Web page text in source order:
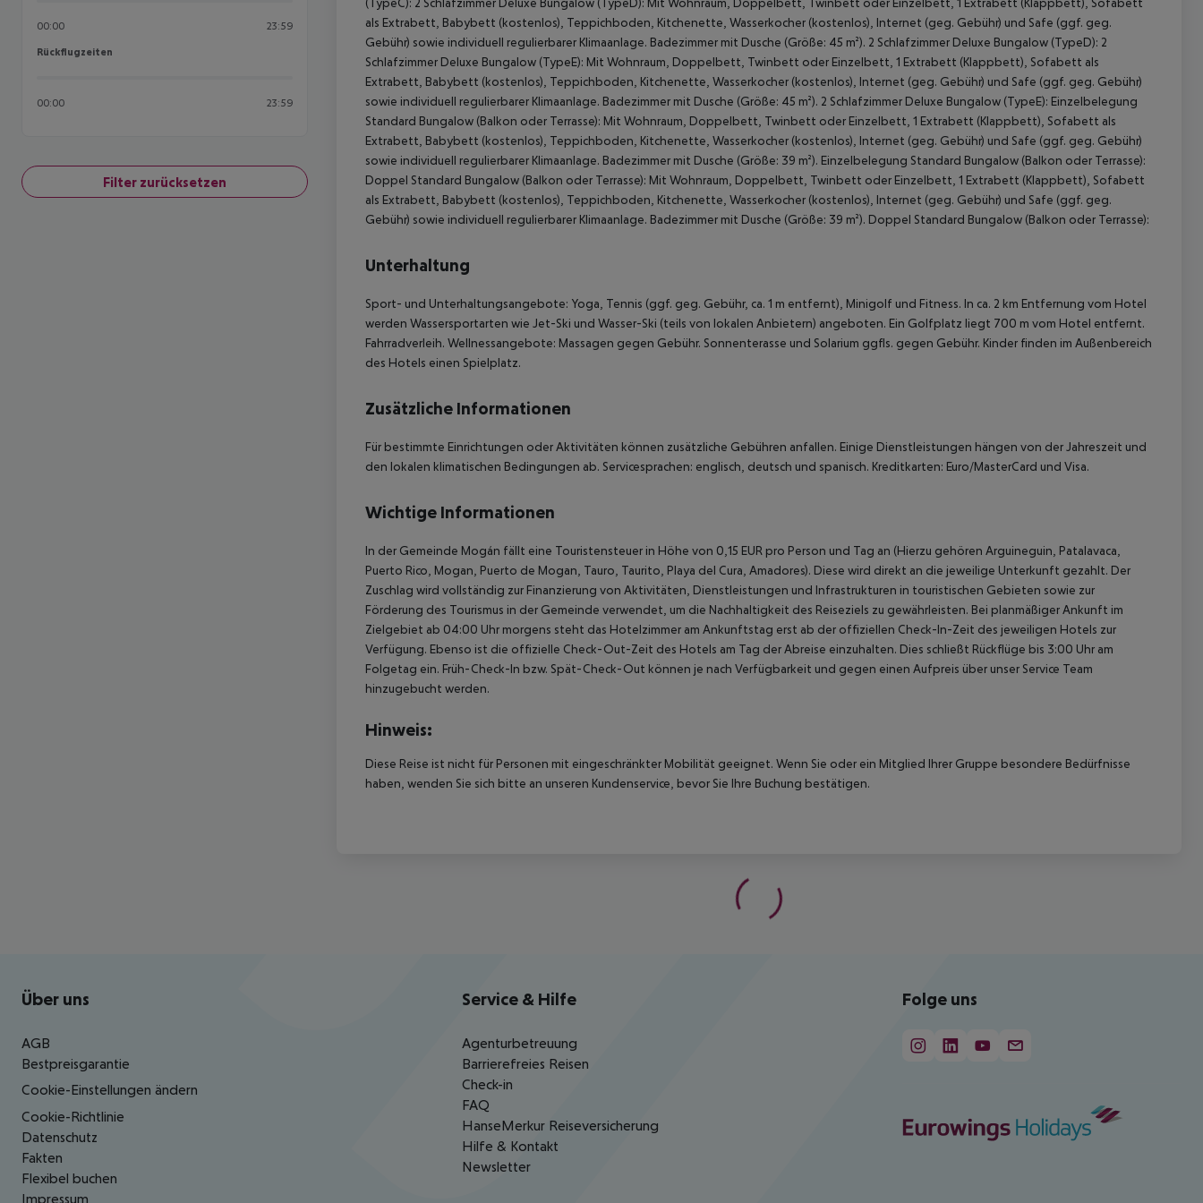
00:00 23:59
Rückflugzeiten
Rückflugzeiten
00:00 23:59
Filter zurücksetzen
als Extrabett, Babybett (kostenlos), Teppichboden, Kitchenette, Wasserkocher (kostenlos), Internet (geg. Gebühr) und Safe (ggf. geg.
Gebühr) sowie individuell regulierbarer Klimaanlage. Badezimmer mit Dusche (Größe: 45 m²). 2 Schlafzimmer Deluxe Bungalow (TypeD): 2
Schlafzimmer Deluxe Bungalow (TypeE): Mit Wohnraum, Doppelbett, Twinbett oder Einzelbett, 1 Extrabett (Klappbett), Sofabett als
Extrabett, Babybett (kostenlos), Teppichboden, Kitchenette, Wasserkocher (kostenlos), Internet (geg. Gebühr) und Safe (ggf. geg. Gebühr)
sowie individuell regulierbarer Klimaanlage. Badezimmer mit Dusche (Größe: 45 m²). 2 Schlafzimmer Deluxe Bungalow (TypeE): Einzelbelegung
Standard Bungalow (Balkon oder Terrasse): Mit Wohnraum, Doppelbett, Twinbett oder Einzelbett, 1 Extrabett (Klappbett), Sofabett als
Extrabett, Babybett (kostenlos), Teppichboden, Kitchenette, Wasserkocher (kostenlos), Internet (geg. Gebühr) und Safe (ggf. geg. Gebühr)
sowie individuell regulierbarer Klimaanlage. Badezimmer mit Dusche (Größe: 39 m²). Einzelbelegung Standard Bungalow (Balkon oder Terrasse):
Doppel Standard Bungalow (Balkon oder Terrasse): Mit Wohnraum, Doppelbett, Twinbett oder Einzelbett, 1 Extrabett (Klappbett), Sofabett
als Extrabett, Babybett (kostenlos), Teppichboden, Kitchenette, Wasserkocher (kostenlos), Internet (geg. Gebühr) und Safe (ggf. geg.
Gebühr) sowie individuell regulierbarer Klimaanlage. Badezimmer mit Dusche (Größe: 39 m²). Doppel Standard Bungalow (Balkon oder Terrasse):
Unterhaltung
Sport- und Unterhaltungsangebote: Yoga, Tennis (ggf. geg. Gebühr, ca. 1 m entfernt), Minigolf und Fitness. In ca. 2 km Entfernung vom Hotel
werden Wassersportarten wie Jet-Ski und Wasser-Ski (teils von lokalen Anbietern) angeboten. Ein Golfplatz liegt 700 m vom Hotel entfernt.
Fahrradverleih. Wellnessangebote: Massagen gegen Gebühr. Sonnenterasse und Solarium ggfls. gegen Gebühr. Kinder finden im Außenbereich
des Hotels einen Spielplatz.
Zusätzliche Informationen
Für bestimmte Einrichtungen oder Aktivitäten können zusätzliche Gebühren anfallen. Einige Dienstleistungen hängen von der Jahreszeit und
den lokalen klimatischen Bedingungen ab. Servicesprachen: englisch, deutsch und spanisch. Kreditkarten: Euro/MasterCard und Visa.
Wichtige Informationen
In der Gemeinde Mogán fällt eine Touristensteuer in Höhe von 0,15 EUR pro Person und Tag an (Hierzu gehören Arguineguin, Patalavaca,
Puerto Rico, Mogan, Puerto de Mogan, Tauro, Taurito, Playa del Cura, Amadores). Diese wird direkt an die jeweilige Unterkunft gezahlt. Der
Zuschlag wird vollständig zur Finanzierung von Aktivitäten, Dienstleistungen und Infrastrukturen in touristischen Gebieten sowie zur
Förderung des Tourismus in der Gemeinde verwendet, um die Nachhaltigkeit des Reiseziels zu gewährleisten. Bei planmäßiger Ankunft im
Zielgebiet ab 04:00 Uhr morgens steht das Hotelzimmer am Ankunftstag erst ab der offiziellen Check-In-Zeit des jeweiligen Hotels zur
Verfügung. Ebenso ist die offizielle Check-Out-Zeit des Hotels am Tag der Abreise einzuhalten. Dies schließt Rückflüge bis 3:00 Uhr am
Folgetag ein. Früh-Check-In bzw. Spät-Check-Out können je nach Verfügbarkeit und gegen einen Aufpreis über unser Service Team
hinzugebucht werden.
Hinweis:
Diese Reise ist nicht für Personen mit eingeschränkter Mobilität geeignet. Wenn Sie oder ein Mitglied Ihrer Gruppe besondere Bedürfnisse
haben, wenden Sie sich bitte an unseren Kundenservice, bevor Sie Ihre Buchung bestätigen.
Footer navigation
Über uns
AGB
Bestpreisgarantie
Cookie-Einstellungen ändern
Cookie-Richtlinie
Datenschutz
Fakten
Flexibel buchen
Impressum
Service & Hilfe
Agenturbetreuung
Barrierefreies Reisen
Check-in
FAQ
HanseMerkur Reiseversicherung
Hilfe & Kontakt
Newsletter
Folge uns